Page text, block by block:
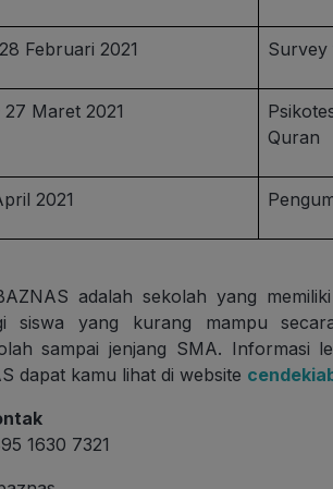
Februari 2021 Survey
27 Maret 2021
Quran
2021
adalah sekolah yang
siswa yang kurang mampu
sampai jenjang SMA. Informasi
dapat kamu lihat di website
1630 7321